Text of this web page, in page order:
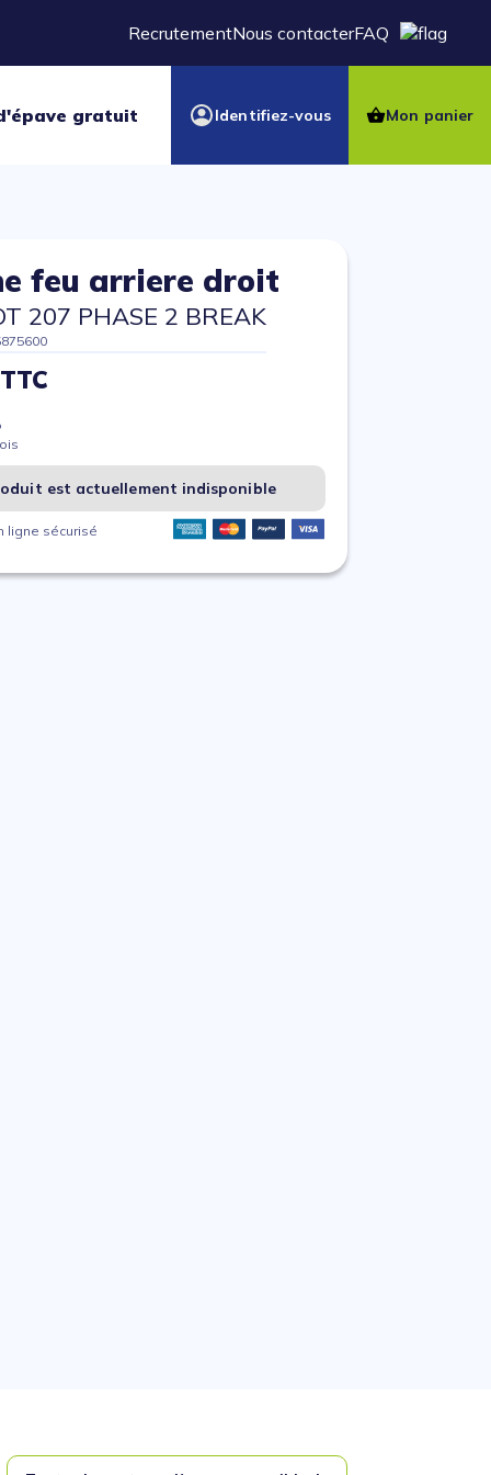
RecrutementNous contacterFAQ
gratuit Identifiez-vous Mon panier
feu arriere droit
207 PHASE 2 BREAK
est actuellement indisponible
ligne sécurisé